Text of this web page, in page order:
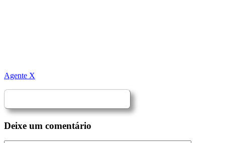
Agente X
Deixe um comentário